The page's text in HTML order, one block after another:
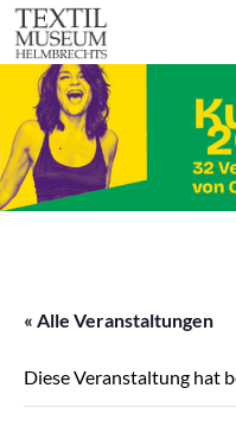
« Alle Veranstaltungen
Diese Veranstaltung hat